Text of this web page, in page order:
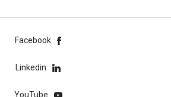
Facebook
Linkedin
YouTube